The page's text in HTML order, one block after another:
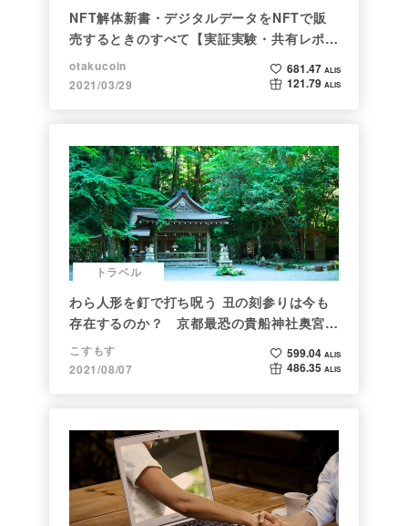
NFT解体新書・デジタルデータをNFTで販
売するときのすべて【実証実験・共有レポー
ト】
otakucoin
2021/03/29
681.47 ALIS
121.79 ALIS
トラベル
わら人形を釘で打ち呪う 丑の刻参りは今も
存在するのか？ 京都最恐の貴船神社奥宮を
調べた
こすもす
2021/08/07
599.04 ALIS
486.35 ALIS